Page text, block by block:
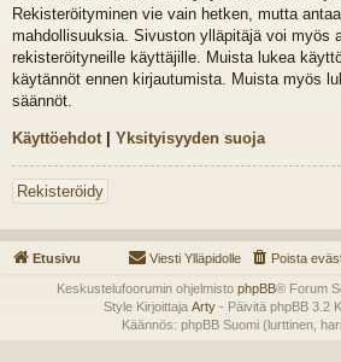
Rekisteröityminen vie vain hetken, mutta
mahdollisuuksia. Sivuston ylläpitäjä voi myös
rekisteröityneille käyttäjille. Muista lukea
käytännöt ennen kirjautumista. Muista myös
säännöt.
Käyttöehdot | Yksityisyyden suoja
Rekisteröidy
Etusivu Poista
Viesti Ylläpidolle
Keskustelufoorumin ohjelmisto phpBB® Forum
Style Kirjoittaja Arty- Päivitä phpBB 3.2
Käännös: phpBB Suomi (lurttinen,